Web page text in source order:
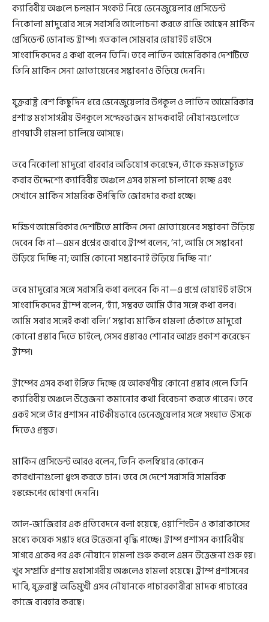
ক্যারিবীয় অঞ্চলে চলমান সংকট নিয়ে ভেনেজুয়েলার প্রেসিডেন্ট
নিকোলা মাদুরোর সঙ্গে সরাসরি আলোচনা করতে রাজি আছেন মার্কিন
প্রেসিডেন্ট ডোনাল্ড ট্রাম্প। গতকাল সোমবার হোয়াইট হাউসে
সাংবাদিকদের এ কথা বলেন তিনি। তবে লাতিন আমেরিকার দেশটিতে
তিনি মার্কিন সেনা মোতায়েনের সম্ভাবনাও উড়িয়ে দেননি।
যুক্তরাষ্ট্র বেশ কিছুদিন ধরে ভেনেজুয়েলার উপকূল ও লাতিন আমেরিকার
প্রশান্ত মহাসাগরীয় উপকূলে সন্দেহভাজন মাদকবাহী নৌযানগুলোতে
প্রাণঘাতী হামলা চালিয়ে আসছে।
তবে নিকোলা মাদুরো বারবার অভিযোগ করেছেন, তাঁকে ক্ষমতাচ্যুত
করার উদ্দেশ্যে ক্যারিবীয় অঞ্চলে এসব হামলা চালানো হচ্ছে এবং
সেখানে মার্কিন সামরিক উপস্থিতি জোরদার করা হচ্ছে।
দক্ষিণ আমেরিকার দেশটিতে মার্কিন সেনা মোতায়েনের সম্ভাবনা উড়িয়ে
দেবেন কি না—এমন প্রশ্নের জবাবে ট্রাম্প বলেন, ‘না, আমি সে সম্ভাবনা
উড়িয়ে দিচ্ছি না; আমি কোনো সম্ভাবনাই উড়িয়ে দিচ্ছি না।’
তবে মাদুরোর সঙ্গে সরাসরি কথা বলবেন কি না—এ প্রশ্নে হোয়াইট হাউসে
সাংবাদিকদের ট্রাম্প বলেন, ‘হ্যাঁ, সম্ভবত আমি তাঁর সঙ্গে কথা বলব।
আমি সবার সঙ্গেই কথা বলি।’ সম্ভাব্য মার্কিন হামলা ঠেকাতে মাদুরো
কোনো প্রস্তাব দিতে চাইলে, সেসব প্রস্তাবও শোনার আগ্রহ প্রকাশ করেছেন
ট্রাম্প।
ট্রাম্পের এসব কথা ইঙ্গিত দিচ্ছে যে আকর্ষণীয় কোনো প্রস্তাব পেলে তিনি
ক্যারিবীয় অঞ্চলে উত্তেজনা কমানোর কথা বিবেচনা করতে পারেন। তবে
একই সঙ্গে তাঁর প্রশাসন নাটকীয়ভাবে ভেনেজুয়েলার সঙ্গে সংঘাত উসকে
দিতেও প্রস্তুত।
মার্কিন প্রেসিডেন্ট আরও বলেন, তিনি কলম্বিয়ার কোকেন
কারখানাগুলো ধ্বংস করতে চান। তবে সে দেশে সরাসরি সামরিক
হস্তক্ষেপের ঘোষণা দেননি।
আল-জাজিরার এক প্রতিবেদনে বলা হয়েছে, ওয়াশিংটন ও কারাকাসের
মধ্যে কয়েক সপ্তাহ ধরে উত্তেজনা বৃদ্ধি পাচ্ছে। ট্রাম্প প্রশাসন ক্যারিবীয়
সাগরে একের পর এক নৌযানে হামলা শুরু করলে এমন উত্তেজনা শুরু হয়।
খুব সম্প্রতি প্রশান্ত মহাসাগরীয় অঞ্চলেও হামলা হয়েছে। ট্রাম্প প্রশাসনের
দাবি, যুক্তরাষ্ট্র অভিমুখী এসব নৌযানকে পাচারকারীরা মাদক পাচারের
কাজে ব্যবহার করছে।